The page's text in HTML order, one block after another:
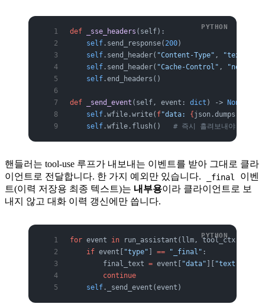
def _sse_headers (self):
    self
.send_response( 200)
    self
.send_header( "Content-Type" ,
"text/
    self
.send_header( "Cache-Control" ,
"no-
    self
.end_headers()
def _send_event (self, event: dict ) -> None
    self
.wfile.write( f"data: {
    self
.wfile.flush() # 즉시 흘려보내야 점진
핸들러는 tool-use 루프가 내보내는 이벤트를 받아 그대로 클라
이언트로 전달합니다. 한 가지 예외만 있습니다.
_final
이벤
트(이력 저장용 최종 텍스트)는 내부용이라 클라이언트로 보
내지 않고 대화 이력 갱신에만 씁니다.
for event in run_assistant(llm, tool_ctx,
    if
event[ "type" == "_final" :
        final_text
= event[ "data" "text"
        continue
    self
._send_event(event)